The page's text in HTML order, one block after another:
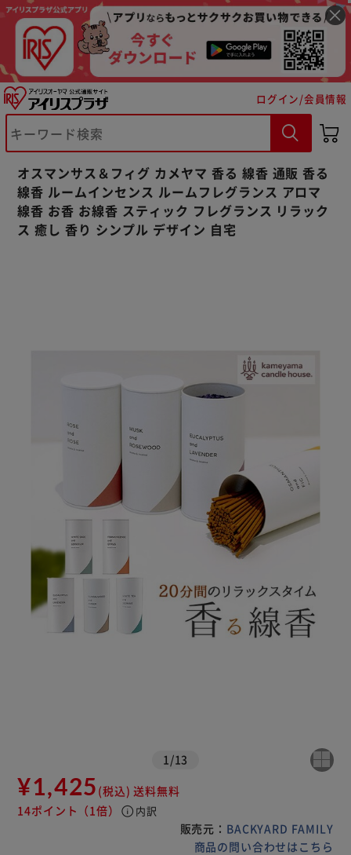
ログイン/会員情報
オスマンサス＆フィグ カメヤマ 香る 線香 通販 香る
線香 ルームインセンス ルームフレグランス アロマ
線香 お香 お線香 スティック フレグランス リラック
ス 癒し 香り シンプル デザイン 自宅
1/13
¥1,425 (税込) 送料無料
14ポイント （1倍） info 内訳
販売元： BACKYARD FAMILY
商品の問い合わせはこちら
※ご確認ください
カートに入れる 購入手続きへ